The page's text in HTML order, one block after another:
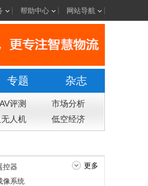
帮助中心 网站导航
专题
杂志
评测
市场分析
无人机 低空经济
控器
像系统
更多